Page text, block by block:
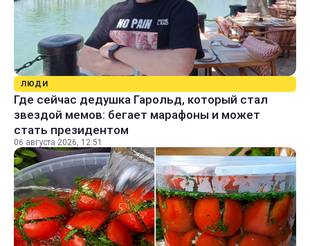
ЛЮДИ
Где сейчас дедушка Гарольд, который стал
звездой мемов: бегает марафоны и может
стать президентом
06 августа 2026, 12:51